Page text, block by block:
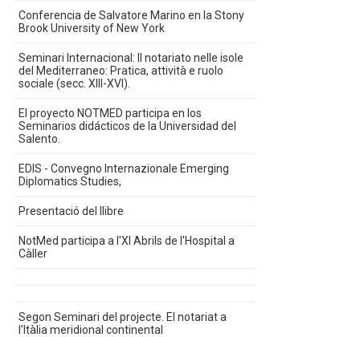
Conferencia de Salvatore Marino en la Stony
Brook University of New York
Seminari Internacional: Il notariato nelle isole
del Mediterraneo: Pratica, attività e ruolo
sociale (secc. XIII-XVI).
El proyecto NOTMED participa en los
Seminarios didácticos de la Universidad del
Salento.
EDIS - Convegno Internazionale Emerging
Diplomatics Studies,
Presentació del llibre
NotMed participa a l'XI Abrils de l'Hospital a
Càller
Segon Seminari del projecte. El notariat a
l'Itàlia meridional continental